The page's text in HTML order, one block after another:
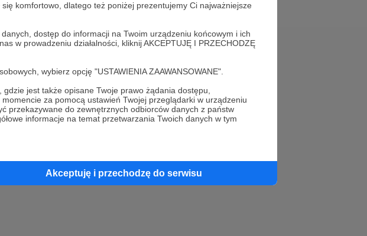
komfortowo, dlatego też poniżej prezentujemy Ci najważniejsze
dostęp do informacji na Twoim urządzeniu końcowym i ich
w prowadzeniu działalności, kliknij AKCEPTUJĘ I PRZECHODZĘ
wybierz opcję "USTAWIENIA ZAAWANSOWANE".
jest także opisane Twoje prawo żądania dostępu,
za pomocą ustawień Twojej przeglądarki w urządzeniu
przekazywane do zewnętrznych odbiorców danych z państw
informacje na temat przetwarzania Twoich danych w tym
Akceptuję i przechodzę do serwisu
FAQ
Kontakt z zespołem Patronite